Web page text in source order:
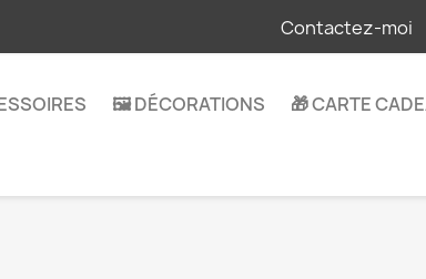
Contactez-moi
🖼️ DÉCORATIONS 🎁 CARTE